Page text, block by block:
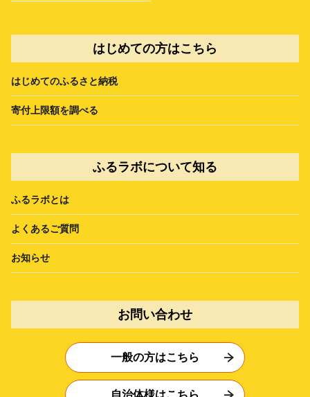
はじめての方はこちら
はじめてのふるさと納税
寄付上限額を調べる
ふるラボについて知る
ふるラボとは
よくあるご質問
お知らせ
お問い合わせ
一般の方はこちら
自治体様はこちら